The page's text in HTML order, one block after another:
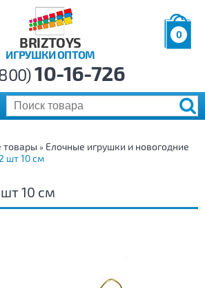
BRIZTOYS
ИГРУШКИ ОПТОМ
0
р.
10-16-726
товары » Елочные игрушки и новогодние
шт 10 см
10 см